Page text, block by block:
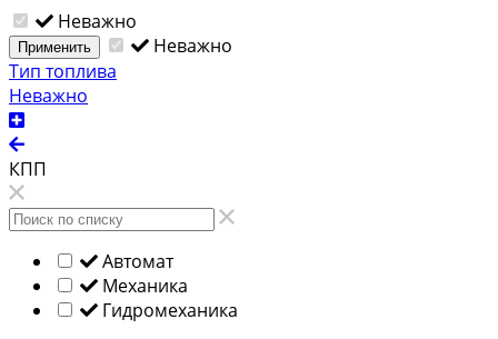
Неважно
Применить
Неважно
Тип топлива
Неважно
КПП
Автомат
Механика
Гидромеханика